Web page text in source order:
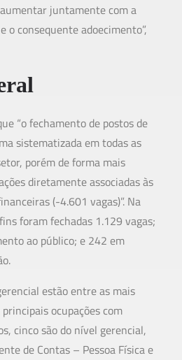
juntamente com a
o consequente adoecimento”,
“o fechamento de postos de
sistematizada em todas as
porém de forma mais
diretamente associadas às
(-4.601 vagas)”. Na
foram fechadas 1.129 vagas;
ao público; e 242 em
estão entre as mais
ocupações com
cinco são do nível gerencial,
de Contas – Pessoa Física e